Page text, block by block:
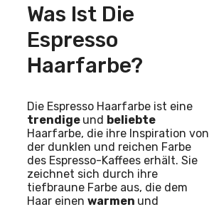
Was Ist Die
Espresso
Haarfarbe?
Die Espresso Haarfarbe ist eine
trendige und beliebte
Haarfarbe, die ihre Inspiration von
der dunklen und reichen Farbe
des Espresso-Kaffees erhält. Sie
zeichnet sich durch ihre
tiefbraune Farbe aus, die dem
Haar einen warmen und